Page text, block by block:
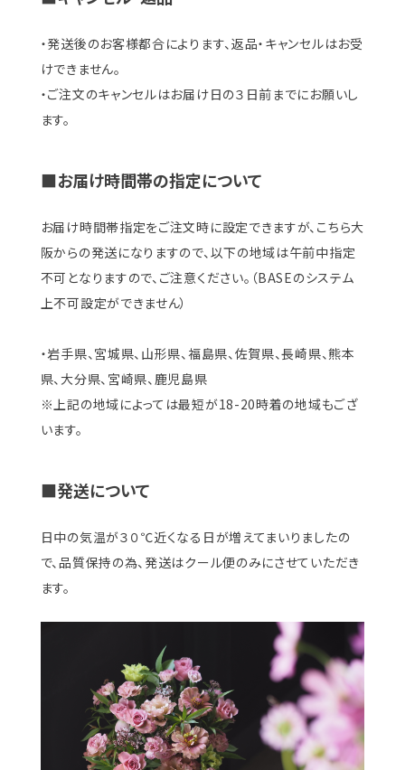
・発送後のお客様都合によります、返品・キャンセルはお受
けできません。
・ご注文のキャンセルはお届け日の３日前までにお願いし
ます。
■お届け時間帯の指定について
お届け時間帯指定をご注文時に設定できますが、こちら大
阪からの発送になりますので、以下の地域は午前中指定
不可となりますので、ご注意ください。（BASEのシステム
上不可設定ができません）
・岩手県、宮城県、山形県、福島県、佐賀県、長崎県、熊本
県、大分県、宮崎県、鹿児島県
※上記の地域によっては最短が18-20時着の地域もござ
います。
■発送について
日中の気温が３０℃近くなる日が増えてまいりましたの
で、品質保持の為、発送はクール便のみにさせていただき
ます。